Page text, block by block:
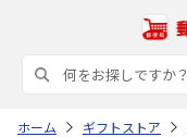
ホーム ギフトストア